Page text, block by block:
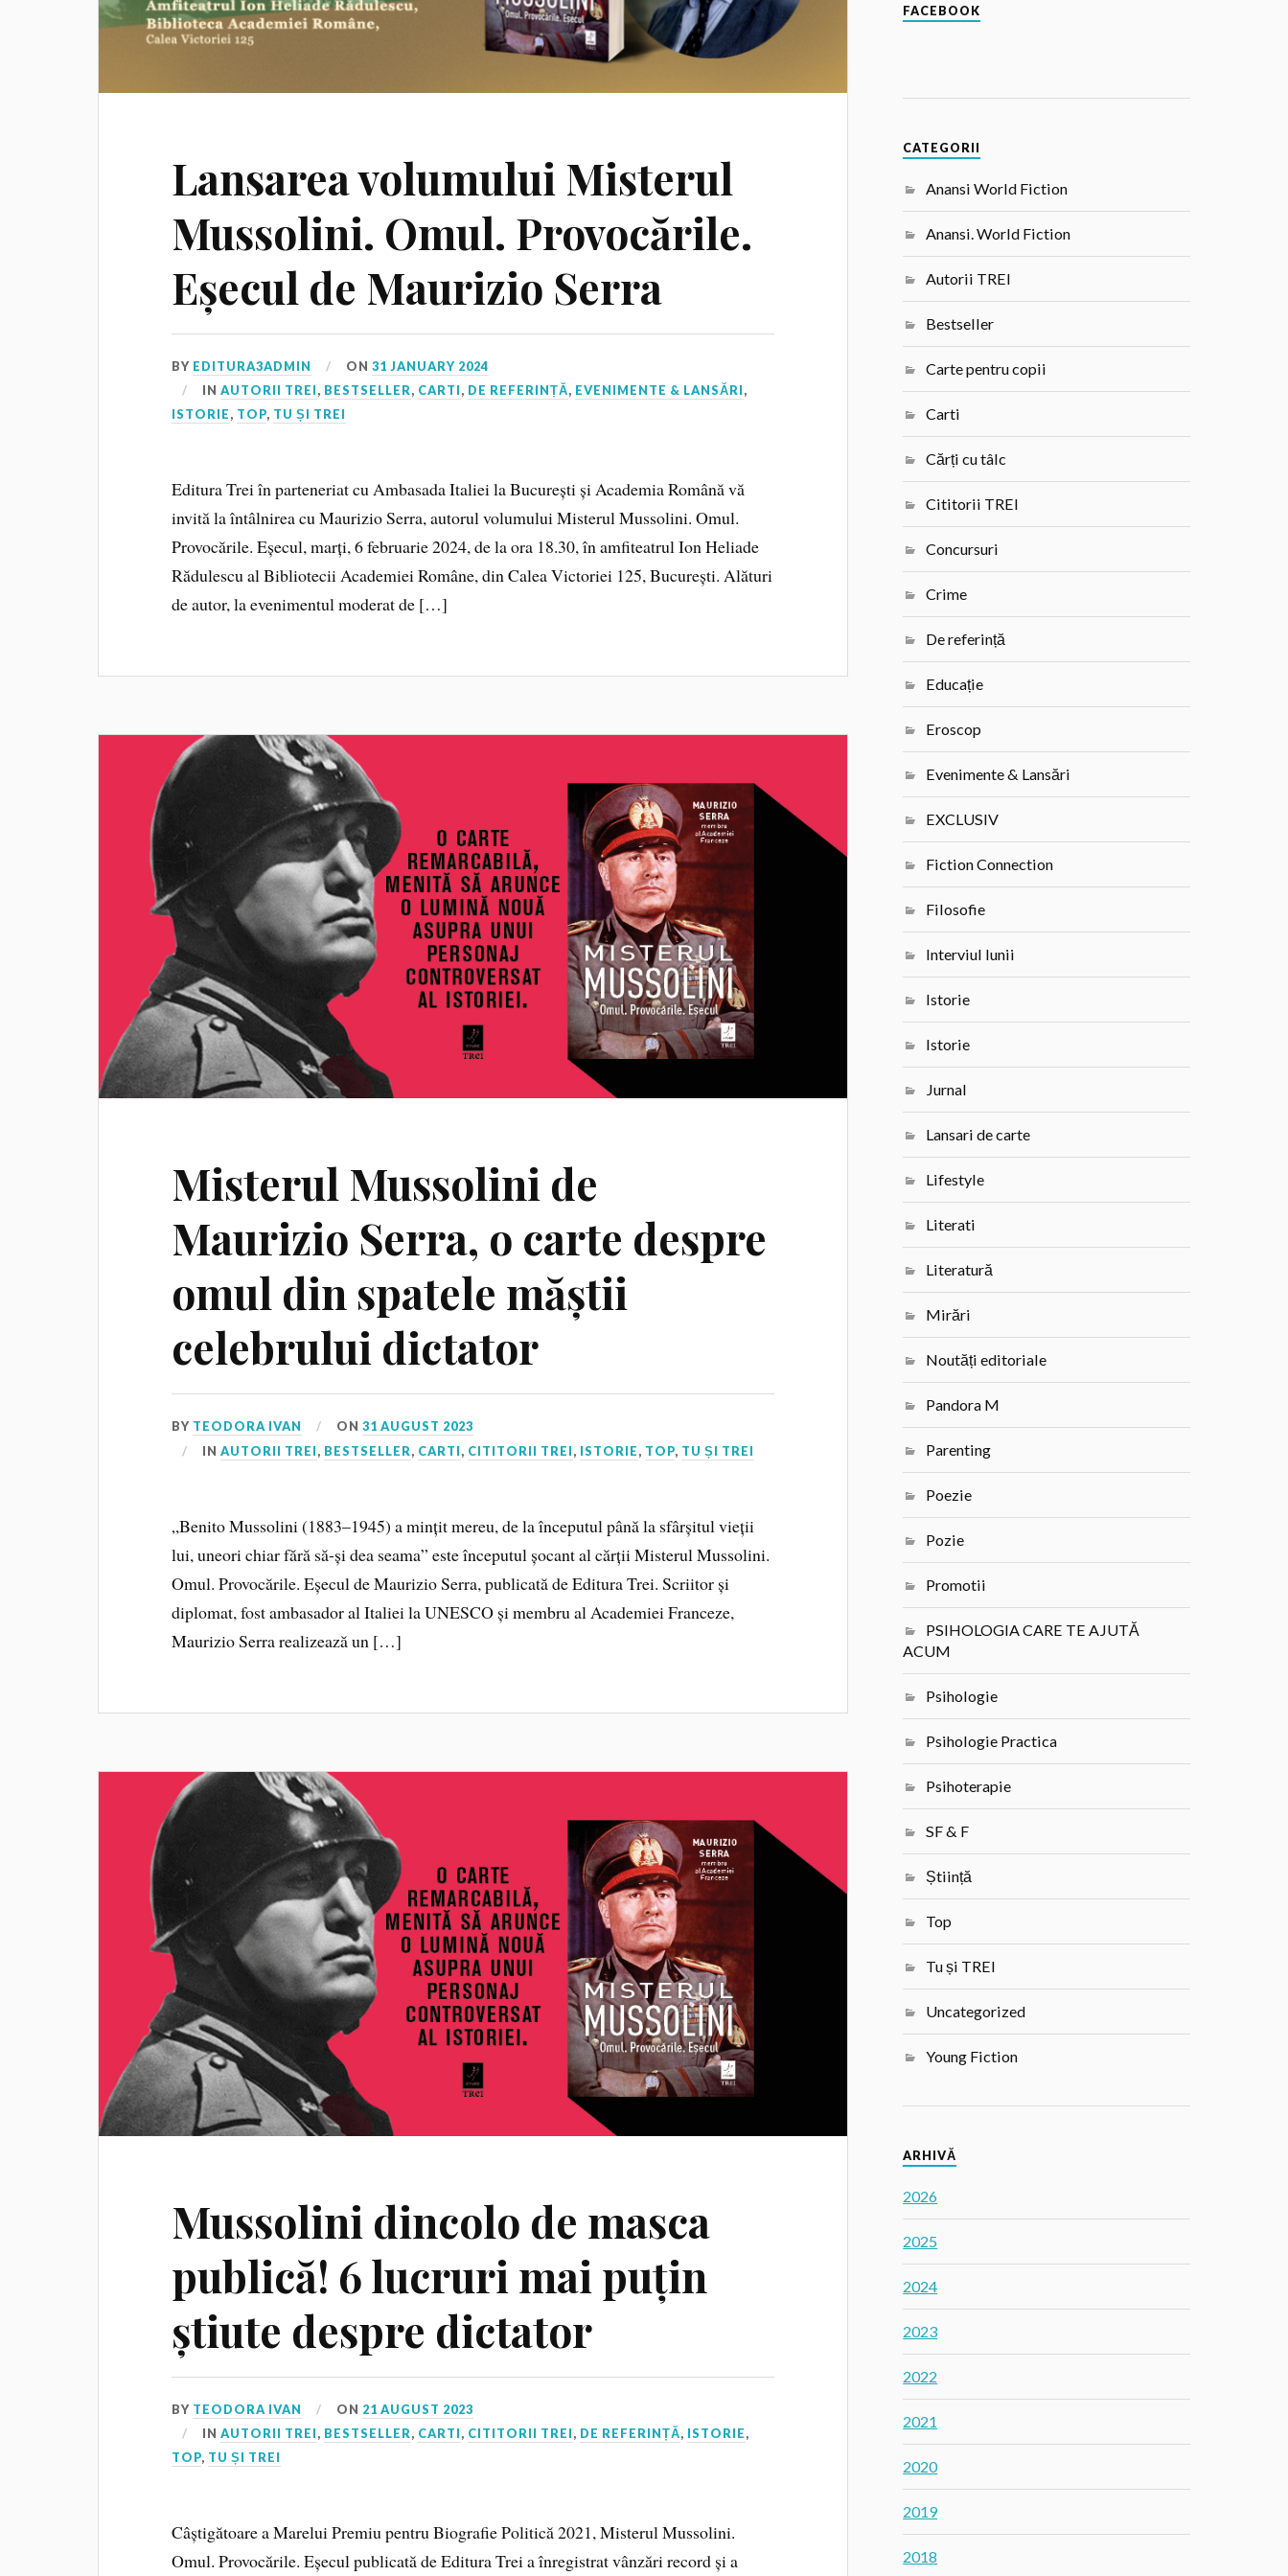
Lansarea volumului Misterul
Mussolini. Omul. Provocările.
Eșecul de Maurizio Serra
BY EDITURA3ADMIN ON31 JANUARY 2024
INAUTORII TREI, BESTSELLER, CARTI, DE REFERINȚĂ, EVENIMENTE & LANSĂRI,
ISTORIE, TOP, TU ȘI TREI
Editura Trei în parteneriat cu Ambasada Italiei la București și Academia Română vă
invită la întâlnirea cu Maurizio Serra, autorul volumului Misterul Mussolini. Omul.
Provocările. Eșecul, marți, 6 februarie 2024, de la ora 18.30, în amfiteatrul Ion Heliade
Rădulescu al Bibliotecii Academiei Române, din Calea Victoriei 125, București. Alături
de autor, la evenimentul moderat de […]
Misterul Mussolini de
Maurizio Serra, o carte despre
omul din spatele măștii
celebrului dictator
BY TEODORA IVAN ON31 AUGUST 2023
INAUTORII TREI, BESTSELLER, CARTI, CITITORII TREI, ISTORIE, TOP, TU ȘI TREI
„Benito Mussolini (1883–1945) a mințit mereu, de la începutul până la sfârșitul vieții
lui, uneori chiar fără să-și dea seama” este începutul șocant al cărții Misterul Mussolini.
Omul. Provocările. Eșecul de Maurizio Serra, publicată de Editura Trei. Scriitor și
diplomat, fost ambasador al Italiei la UNESCO și membru al Academiei Franceze,
Maurizio Serra realizează un […]
Mussolini dincolo de masca
publică! 6 lucruri mai puțin
știute despre dictator
BY TEODORA IVAN ON 21 AUGUST 2023
INAUTORII TREI, BESTSELLER, CARTI, CITITORII TREI, DE REFERINȚĂ, ISTORIE,
TOP, TU ȘI TREI
Câștigătoare a Marelui Premiu pentru Biografie Politică 2021, Misterul Mussolini.
Omul. Provocările. Eșecul publicată de Editura Trei a înregistrat vânzări record și a
FACEBOOK
CATEGORII
Anansi World Fiction
Anansi. World Fiction
Autorii TREI
Bestseller
Carte pentru copii
Carti
Cărți cu tâlc
Cititorii TREI
Concursuri
Crime
De referință
Educație
Eroscop
Evenimente & Lansări
EXCLUSIV
Fiction Connection
Filosofie
Interviul lunii
Istorie
Istorie
Jurnal
Lansari de carte
Lifestyle
Literati
Literatură
Mirări
Noutăți editoriale
Pandora M
Parenting
Poezie
Pozie
Promotii
PSIHOLOGIA CARE TE AJUTĂ
ACUM
Psihologie
Psihologie Practica
Psihoterapie
SF & F
Știință
Top
Tu și TREI
Uncategorized
Young Fiction
ARHIVĂ
2026
2025
2024
2023
2022
2021
2020
2019
2018